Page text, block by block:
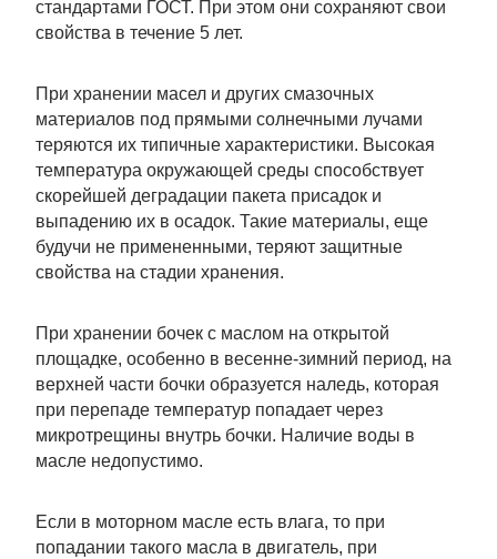
стандартами ГОСТ. При этом они сохраняют свои
свойства в течение 5 лет.
При хранении масел и других смазочных
материалов под прямыми солнечными лучами
теряются их типичные характеристики. Высокая
температура окружающей среды способствует
скорейшей деградации пакета присадок и
выпадению их в осадок. Такие материалы, еще
будучи не примененными, теряют защитные
свойства на стадии хранения.
При хранении бочек с маслом на открытой
площадке, особенно в весенне-зимний период, на
верхней части бочки образуется наледь, которая
при перепаде температур попадает через
микротрещины внутрь бочки. Наличие воды в
масле недопустимо.
Если в моторном масле есть влага, то при
попадании такого масла в двигатель, при